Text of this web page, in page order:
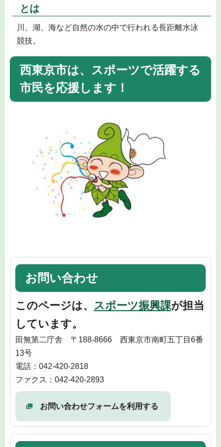
とは
川、湖、海など自然の水の中で行われる長距離水泳
競技。
西東京市は、スポーツで活躍する
市民を応援します！
お問い合わせ
このページは、 スポーツ振興課が担当
しています。
田無第二庁舎 〒188-8666 西東京市南町五丁目6番
13号
電話：042-420-2818
ファクス：042-420-2893
お問い合わせフォームを利用する